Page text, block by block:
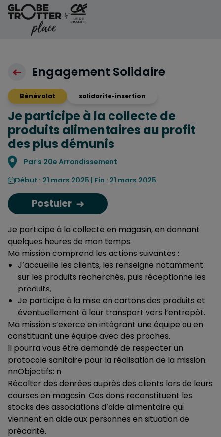
Aller au contenu
Engagement Solidaire
Bénévolat solidarite-insertion
Je participe à la collecte de
produits alimentaires au profit
des plus démunis
Localisation
Paris 20e Arrondissement
Début : 21 mars 2025 | Fin : 21 mars 2025
Postuler
Je participe à la collecte en magasin, en donnant
quelques heures de mon temps.
Ma mission comprend les actions suivantes :
J’accueille les clients, les renseigne notamment
sur les produits recherchés, puis réceptionne les
produits,
Je participe à la mise en cartons des produits et
éventuellement à leur transport vers l’entrepôt.
Ma mission s’exerce en intégrant une équipe ou en
constituant une équipe avec des proches.
Il pourra vous être demandé de respecter un
protocole sanitaire pour la réalisation de la mission.
nnObjectifs: n
Récolter des denrées auprès des clients lors de leurs
courses en magasin. Ces dons reconstituent les
stocks des associations d’aide alimentaire qui
viennent en aide aux personnes en situation de
précarité.